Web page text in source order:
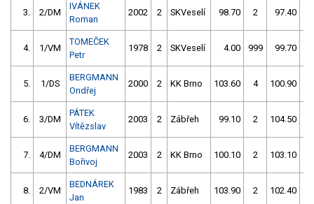
3. 2/DM
IVÁNEK
Roman
2002 2 SKVeselí 98.70 2 97.40
4. 1/VM
TOMEČEK
Petr
1978 2 SKVeselí 4.00 999 99.70
5. 1/DS
BERGMANN
Ondřej
2000 2 KK Brno 103.60 4 100.90
6. 3/DM
PÁTEK
Vítězslav
2003 2 Zábřeh 99.10 2 104.50
7. 4/DM
BERGMANN
Bořivoj
2003 2 KK Brno 100.10 2 103.10
8. 2/VM
BEDNÁREK
Jan
1983 2 Zábřeh 103.90 2 102.40